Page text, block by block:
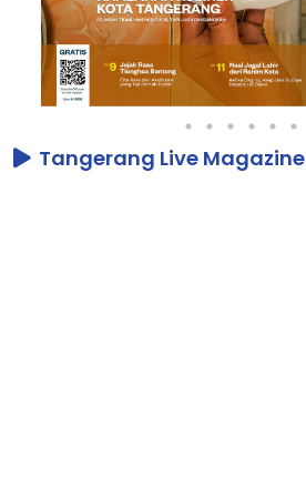
Tangerang Live Magazine